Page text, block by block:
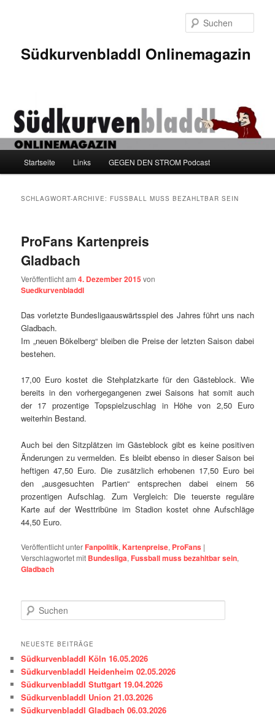
Südkurvenbladdl Onlinemagazin
Startseite Links GEGEN DEN STROM Podcast
SCHLAGWORT-ARCHIVE: FUSSBALL MUSS BEZAHLTBAR SEIN
ProFans Kartenpreis
Gladbach
Veröffentlicht am4. Dezember 2015 von
Suedkurvenbladdl
Das vorletzte Bundesligaauswärtsspiel des Jahres führt uns nach
Gladbach.
Im „neuen Bökelberg“ bleiben die Preise der letzten Saison dabei
bestehen.
17,00 Euro kostet die Stehplatzkarte für den Gästeblock. Wie
bereits in den vorhergegangenen zwei Saisons hat somit auch
der 17 prozentige Topspielzuschlag in Höhe von 2,50 Euro
weiterhin Bestand.
Auch bei den Sitzplätzen im Gästeblock gibt es keine positiven
Änderungen zu vermelden. Es bleibt ebenso in dieser Saison bei
heftigen 47,50 Euro. Die zusätzlich erhobenen 17,50 Euro bei
den „ausgesuchten Partien“ entsprechen dabei einem 56
prozentigen Aufschlag. Zum Vergleich: Die teuerste reguläre
Karte auf der Westtribüne im Stadion kostet ohne Aufschläge
44,50 Euro.
Veröffentlicht unter Fanpolitik, Kartenpreise, ProFans |
Verschlagwortet mit Bundesliga, Fussball muss bezahltbar sein,
Gladbach
u
h
n
NEUESTE BEITRÄGE
Südkurvenbladdl Köln 16.05.2026
Südkurvenbladdl Heidenheim 02.05.2026
Südkurvenbladdl Stuttgart 19.04.2026
Südkurvenbladdl Union 21.03.2026
Südkurvenbladdl Gladbach 06.03.2026